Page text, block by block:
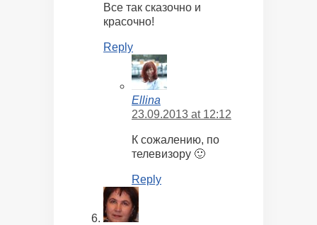
Все так сказочно и
красочно!
Reply
Ellina
23.09.2013 at 12:12
К сожалению, по
телевизору 🙂
Reply